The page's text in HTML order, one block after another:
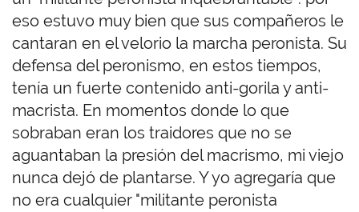
eso estuvo muy bien que sus compañeros le
cantaran en el velorio la marcha peronista. Su
defensa del peronismo, en estos tiempos,
tenía un fuerte contenido anti-gorila y anti-
macrista. En momentos donde lo que
sobraban eran los traidores que no se
aguantaban la presión del macrismo, mi viejo
nunca dejó de plantarse. Y yo agregaría que
no era cualquier "militante peronista